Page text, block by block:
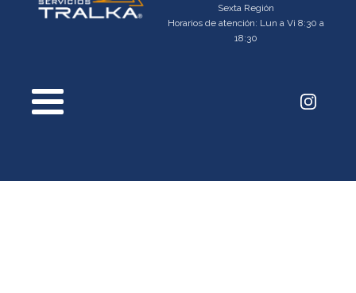
Sexta Región
Horarios de atención: Lun a Vi 8:30 a
18:30